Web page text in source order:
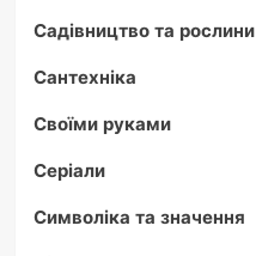
Садівництво та рослини
Сантехніка
Своїми руками
Серіали
Символіка та значення